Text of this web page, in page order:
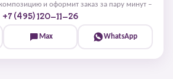
и оформит заказ за пару минут –
+7 (495) 120-11-26
Max WhatsApp